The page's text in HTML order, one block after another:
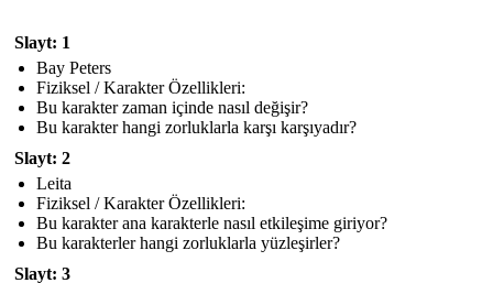
Slayt: 1
Bay Peters
Fiziksel / Karakter Özellikleri:
Bu karakter zaman içinde nasıl değişir?
Bu karakter hangi zorluklarla karşı karşıyadır?
Slayt: 2
Leita
Fiziksel / Karakter Özellikleri:
Bu karakter ana karakterle nasıl etkileşime giriyor?
Bu karakterler hangi zorluklarla yüzleşirler?
Slayt: 3